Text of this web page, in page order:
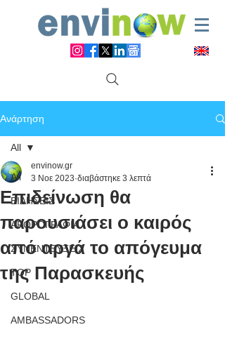
Ανάρτηση
All
ΕΙΔΗΣΕΙΣ
ΑΡΘΡΟΓΡΑΦΙΑ
ΣΥΝΕΝΤΕΥΞΕΙΣ
TOP
GLOBAL
AMBASSADORS
All
Επιδείνωση θα
παρουσιάσει ο καιρός
από αργά το απόγευμα
της Παρασκευής
envinow.gr
3 Νοε 2023 διαβάστηκε 3 λεπτά